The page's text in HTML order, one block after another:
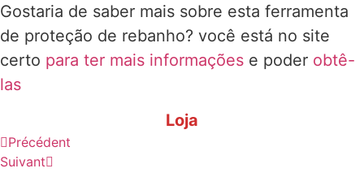
Gostaria de saber mais sobre esta ferramenta
de proteção de rebanho? você está no site
certo para ter mais informações e poder obtê-
las
Loja
Précédent
Suivant